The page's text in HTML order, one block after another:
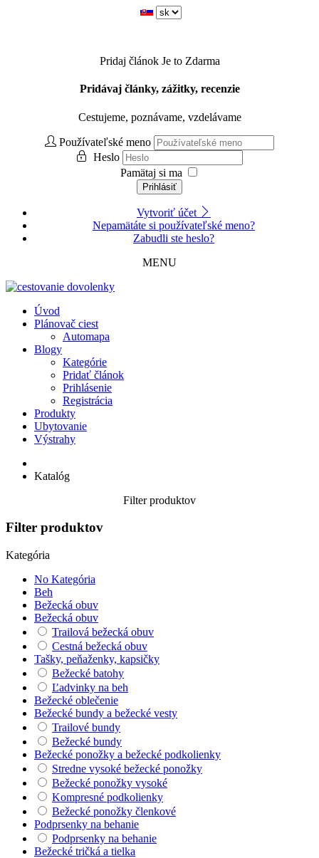
Pridaj článok Je to Zdarma
Pridávaj články, zážitky, recenzie
Cestujeme, poznávame, vzdelávame
Používateľské meno
Heslo
Pamätaj si ma
Prihlásiť
Vytvoriť účet
Nepamätáte si používateľské meno?
Zabudli ste heslo?
MENU
Úvod
Plánovač ciest
Automapa
Blogy
Kategórie
Pridať článok
Prihlásenie
Registrácia
Produkty
Ubytovanie
Výstrahy
Katalóg
Filter produktov
Filter produktov
Kategória
No Kategória
Beh
Bežecká obuv
Bežecká obuv
Trailová bežecká obuv
Cestná bežecká obuv
Tašky, peňaženky, kapsičky
Bežecké batohy
Ľadvinky na beh
Bežecké oblečenie
Bežecké bundy a bežecké vesty
Trailové bundy
Bežecké bundy
Bežecké ponožky a bežecké podkolienky
Stredne vysoké bežecké ponožky
Bežecké ponožky vysoké
Kompresné podkolienky
Bežecké ponožky členkové
Podprsenky na behanie
Podprsenky na behanie
Bežecké tričká a tielka